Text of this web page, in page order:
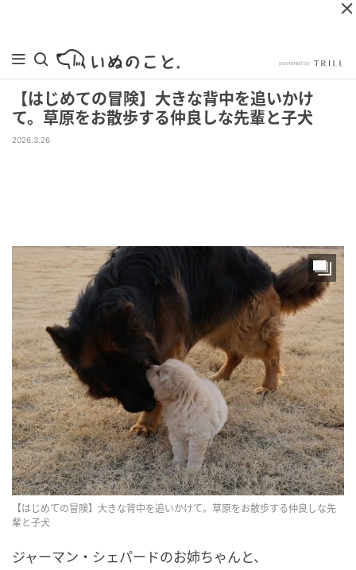
【はじめての冒険】大きな背中を追いかけ
て。草原をお散歩する仲良しな先輩と子犬
2026.3.26
【はじめての冒険】大きな背中を追いかけて。草原をお散歩する仲良しな先
輩と子犬
ジャーマン・シェパードのお姉ちゃんと、